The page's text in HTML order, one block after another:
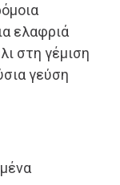
ελαφριά
στη γέμιση
γεύση